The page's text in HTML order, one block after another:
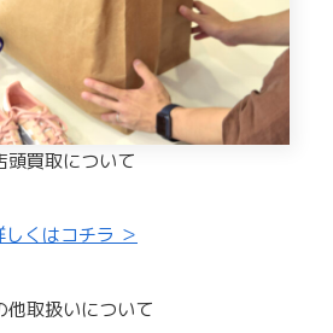
頭買取について
しくはコチラ ＞
他取扱いについて